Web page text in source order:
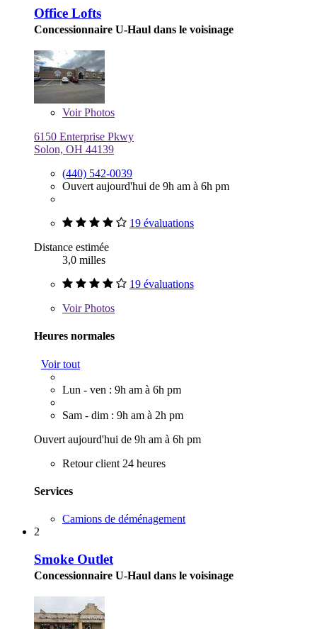
Office Lofts
Concessionnaire U-Haul dans le voisinage
VoirPhotos
6150 Enterprise Pkwy
Solon, OH 44139
(440) 542-0039
Ouvert aujourd'hui de 9h am à 6h pm
19 évaluations
Distance estimée
3,0 milles
19 évaluations
VoirPhotos
Heures normales
Voir tout
Lun - ven : 9h am à 6h pm
Sam - dim : 9h am à 2h pm
Ouvert aujourd'hui de 9h am à 6h pm
Retour client 24 heures
Services
Camions de déménagement
2
Smoke Outlet
Concessionnaire U-Haul dans le voisinage